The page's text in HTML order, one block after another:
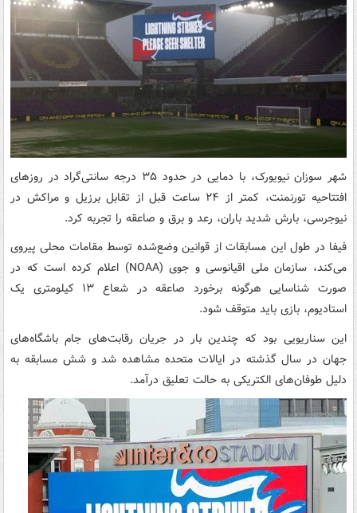
شهر سوزان نیویورک، با دمایی در حدود ۳۵ درجه سانتی‌گراد در روزهای
افتتاحیه تورنمنت، کمتر از ۲۴ ساعت قبل از تقابل برزیل و مراکش در
نیوجرسی، بارش شدید باران، رعد و برق و صاعقه را تجربه کرد.
فیفا در طول این مسابقات از قوانین وضع‌شده توسط مقامات محلی پیروی
می‌کند، سازمان ملی اقیانوسی و جوی (NOAA) اعلام کرده است که در
صورت شناسایی هرگونه برخورد صاعقه در شعاع ۱۳ کیلومتری یک
استادیوم، بازی باید متوقف شود.
این سناریویی بود که چندین بار در جریان رقابت‌های جام باشگاه‌های
جهان در سال گذشته در ایالات متحده مشاهده شد و شش مسابقه به
دلیل طوفان‌های الکتریکی به حالت تعلیق درآمد.